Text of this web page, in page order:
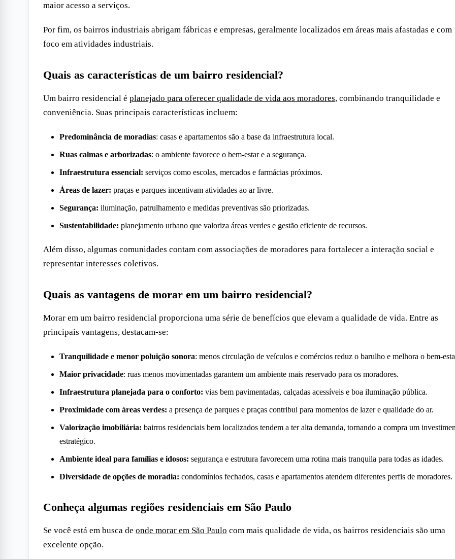
maior acesso a serviços.
Por fim, os bairros industriais abrigam fábricas e empresas, geralmente localizados em áreas mais afastadas e com
foco em atividades industriais.
Quais as características de um bairro residencial?
Um bairro residencial é planejado para oferecer qualidade de vida aos moradores, combinando tranquilidade e
conveniência. Suas principais características incluem:
Predominância de moradias: casas e apartamentos são a base da infraestrutura local.
Ruas calmas e arborizadas: o ambiente favorece o bem-estar e a segurança.
Infraestrutura essencial: serviços como escolas, mercados e farmácias próximos.
Áreas de lazer: praças e parques incentivam atividades ao ar livre.
Segurança: iluminação, patrulhamento e medidas preventivas são priorizadas.
Sustentabilidade: planejamento urbano que valoriza áreas verdes e gestão eficiente de recursos.
Além disso, algumas comunidades contam com associações de moradores para fortalecer a interação social e
representar interesses coletivos.
Quais as vantagens de morar em um bairro residencial?
Morar em um bairro residencial proporciona uma série de benefícios que elevam a qualidade de vida. Entre as
principais vantagens, destacam-se:
Tranquilidade e menor poluição sonora: menos circulação de veículos e comércios reduz o barulho e melhora o bem-
Maior privacidade: ruas menos movimentadas garantem um ambiente mais reservado para os moradores.
Infraestrutura planejada para o conforto: vias bem pavimentadas, calçadas acessíveis e boa iluminação pública.
Proximidade com áreas verdes: a presença de parques e praças contribui para momentos de lazer e qualidade do ar.
Valorização imobiliária: bairros residenciais bem localizados tendem a ter alta demanda, tornando a compra um
estratégico.
Ambiente ideal para famílias e idosos: segurança e estrutura favorecem uma rotina mais tranquila para todas as idades.
Diversidade de opções de moradia: condomínios fechados, casas e apartamentos atendem diferentes perfis de moradores.
Conheça algumas regiões residenciais em São Paulo
Se você está em busca de onde morar em São Paulo com mais qualidade de vida, os bairros residenciais são uma
excelente opção.